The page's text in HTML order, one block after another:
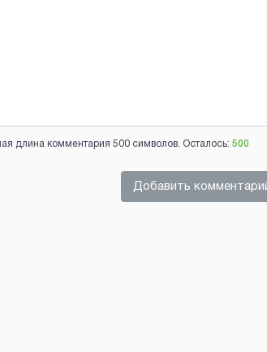
длина комментария 500 символов. Осталось: 500
Добавить